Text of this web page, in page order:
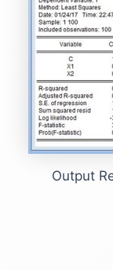
Output